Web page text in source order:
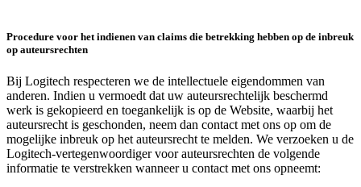
Procedure voor het indienen van claims die betrekking hebben op de inbreuk
op auteursrechten
Bij Logitech respecteren we de intellectuele eigendommen van
anderen. Indien u vermoedt dat uw auteursrechtelijk beschermd
werk is gekopieerd en toegankelijk is op de Website, waarbij het
auteursrecht is geschonden, neem dan contact met ons op om de
mogelijke inbreuk op het auteursrecht te melden. We verzoeken u de
Logitech-vertegenwoordiger voor auteursrechten de volgende
informatie te verstrekken wanneer u contact met ons opneemt: